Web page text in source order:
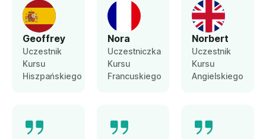
Geoffrey
Uczestnik
Kursu
Hiszpańskiego
Nora
Uczestniczka
Kursu
Francuskiego
Norbert
Uczestnik
Kursu
Angielskiego